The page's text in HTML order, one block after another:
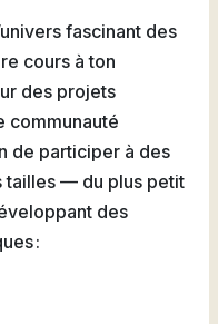
fascinant des
cours à ton
des projets
communauté
de participer à des
tailles — du plus petit
des
: